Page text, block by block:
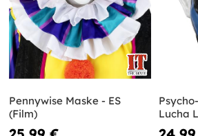
Pennywise Maske - ES
(Film)
Lucha